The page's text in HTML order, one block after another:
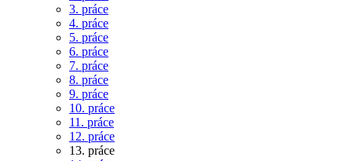
3. práce
4. práce
5. práce
6. práce
7. práce
8. práce
9. práce
10. práce
11. práce
12. práce
13. práce